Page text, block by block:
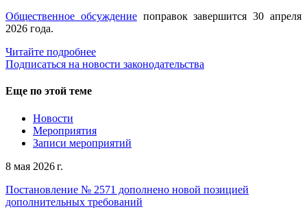
Общественное обсуждениепоправок завершится 30 апреля
2026 года.
Читайте подробнее
Подписаться на новости законодательства
Еще по этой теме
Новости
Мероприятия
Записи мероприятий
8 мая 2026 г.
Постановление № 2571 дополнено новой позицией
дополнительных требований